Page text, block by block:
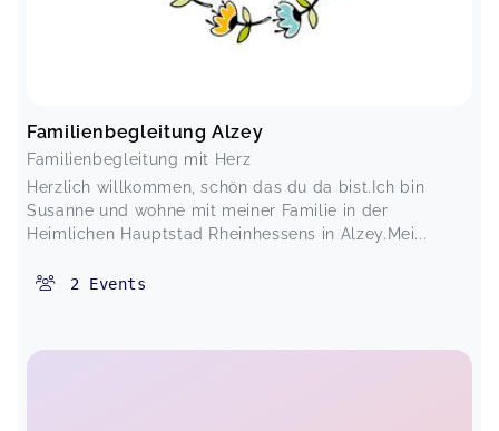
Familienbegleitung Alzey
Familienbegleitung mit Herz
Herzlich willkommen, schön das du da bist.Ich bin
Susanne und wohne mit meiner Familie in der
Heimlichen Hauptstad Rheinhessens in Alzey.Mei...
2 Events